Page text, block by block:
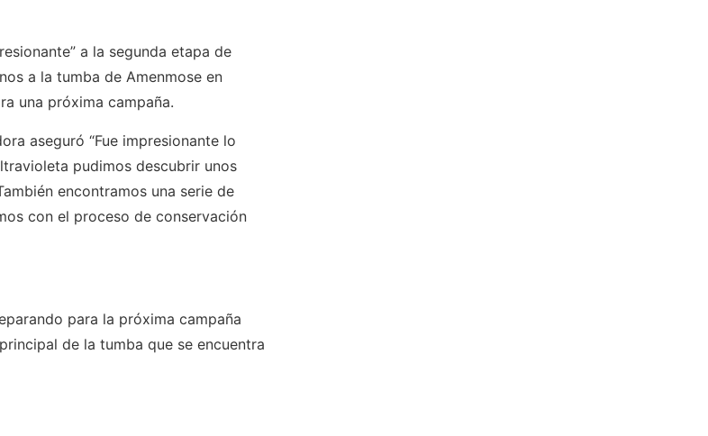
a la segunda etapa de
a la tumba de Amenmose en
una próxima campaña.
aseguró “Fue impresionante lo
pudimos descubrir unos
encontramos una serie de
con el proceso de conservación
para la próxima campaña
de la tumba que se encuentra